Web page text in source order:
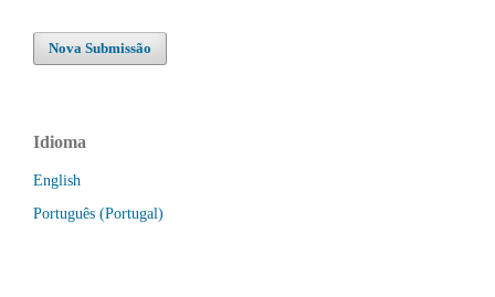
Nova Submissão
Idioma
English
Português (Portugal)